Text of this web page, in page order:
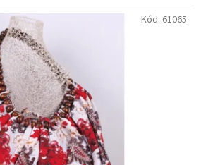
Kód: 61065